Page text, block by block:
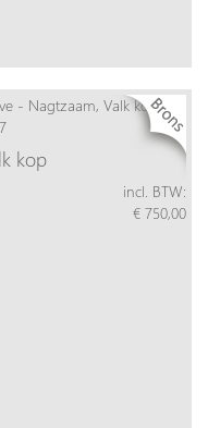
kop
incl. BTW:
€ 750,00